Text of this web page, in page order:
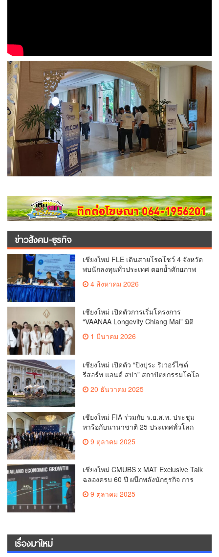
ข่าวสังคม-ธุรกิจ
เชียงใหม่ FLE เดินสายโรดโชว์ 4 จังหวัด
พบนักลงทุนทั่วประเทศ ตอกย้ำศักยภาพ
ผู้นำธุรกิจระบบน้ำครบวงจร(คลิป)
4 สิงหาคม 2026
เชียงใหม่ เปิดตัวการเริ่มโครงการ
“VAANAA Longevity Chiang Mai” มิติ
ใหม่แห่งศูนย์สุขภาพระดับ ไฮเอนต์ ที่
ใหญ่ที่สุดในอาเซียน(คลิป)
1 มีนาคม 2026
เชียงใหม่ เปิดตัว “ปิงปุระ ริเวอร์ไซด์
รีสอร์ท แอนด์ สปา” สถาปัตยกรรมโคโล
เชียงใหม่(ตลิป)
20 ธันวาคม 2025
เชียงใหม่ FIA ร่วมกับ ร.ย.ส.ท. ประชุม
หารือกับนานาชาติ 25 ประเทศทั่วโลก
กำหนดทิศทางของอุตสาหกรรมยานยนต์
(คลิป)
9 ตุลาคม 2025
เชียงใหม่ CMUBS x MAT Exclusive Talk
ฉลองครบ 60 ปี ผนึกพลังนักธุรกิจ การ
ตลาด สร้างเวทีจุดประกายกลยุทธ์ฝ่า
วิกฤติสู่อนาคต (คลิป)
9 ตุลาคม 2025
เรื่องมาใหม่